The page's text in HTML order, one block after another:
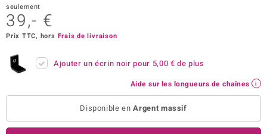
seulement
39,- €
Prix TTC, hors Frais de livraison
Ajouter un écrin noir pour 5,00 € de plus
Aide sur les longueurs de chaînes
Disponible enArgent massif